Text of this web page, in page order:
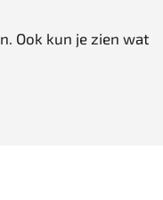
Ook kun je zien wat